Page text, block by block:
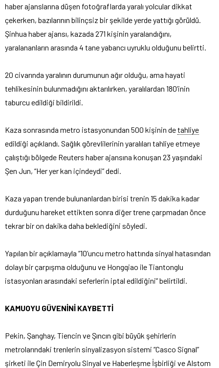
haber ajanslarına düşen fotoğraflarda yaralı yolcular dikkat
çekerken, bazılarının bilinçsiz bir şekilde yerde yattığı görüldü.
Şinhua haber ajansı, kazada 271 kişinin yaralandığını,
yaralananların arasında 4 tane yabancı uyruklu olduğunu belirtti.
20 civarında yaralının durumunun ağır olduğu, ama hayati
tehlikesinin bulunmadığını aktarılırken, yaralılardan 180’inin
taburcu edildiği bildirildi.
Kaza sonrasında metro istasyonundan 500 kişinin detahliye
edildiği açıklandı. Sağlık görevlilerinin yaralıları tahliye etmeye
çalıştığı bölgede Reuters haber ajansına konuşan 23 yaşındaki
Şen Jun, “Her yer kan içindeydi” dedi.
Kaza yapan trende bulunanlardan birisi trenin 15 dakika kadar
durduğunu hareket ettikten sonra diğer trene çarpmadan önce
tekrar bir on dakika daha beklediğini söyledi.
Yapılan bir açıklamayla “10’uncu metro hattında sinyal hatasından
dolayı bir çarpışma olduğunu ve Hongqiao ile Tiantonglu
istasyonları arasındaki seferlerin iptal edildiğini” belirtildi.
KAMUOYU GÜVENİNİ KAYBETTİ
Pekin, Şanghay, Tiencin ve Şıncın gibi büyük şehirlerin
metrolarındaki trenlerin sinyalizasyon sistemi “Casco Signal”
şirketi ile Çin Demiryolu Sinyal ve Haberleşme İşbirliği ve Alstom